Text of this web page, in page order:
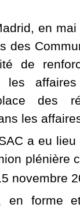
en
des
de
des
les
a eu
plénière
novembre
en forme